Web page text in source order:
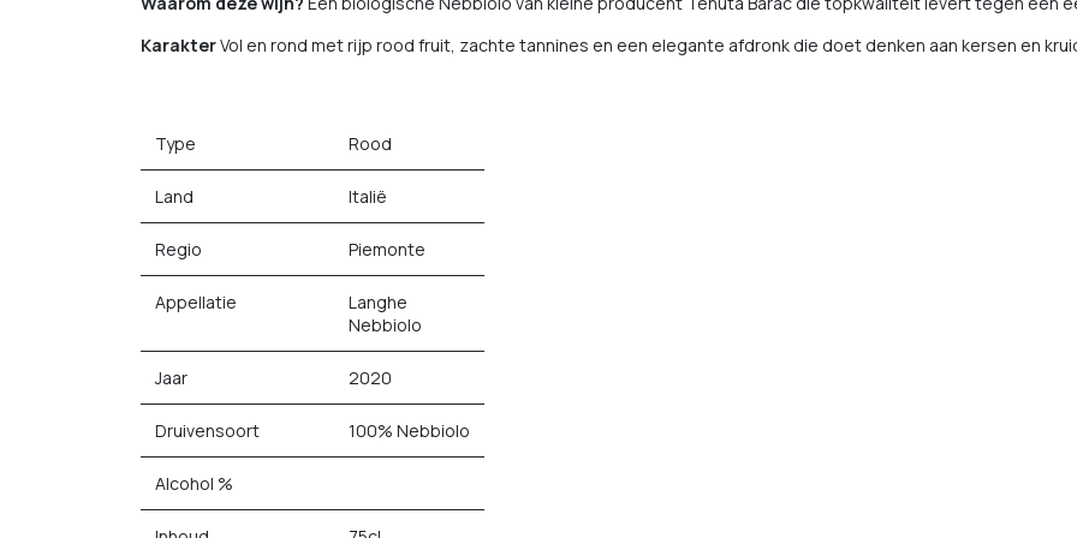
KarakterVol en rond met rijp rood fruit, zachte tannines en een elegante afdronk die doet denken aan kersen en
Type Rood
Land Italië
Regio Piemonte
Appellatie
Langhe
Nebbiolo
Jaar 2020
Druivensoort 100% Nebbiolo
Alcohol %